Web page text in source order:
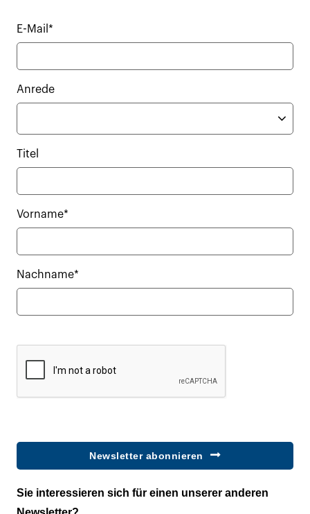
E-Mail*
Anrede
Titel
Vorname*
Nachname*
Newsletter abonnieren
Sie interessieren sich für einen unserer anderen